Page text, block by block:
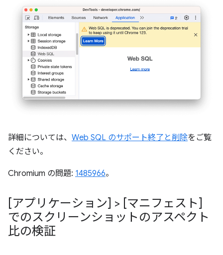
詳細については、 Web SQL のサポート終了と削除をご覧
ください。
Chromium の問題: 1485966。
[アプリケーション] > [マニフェスト]
でのスクリーンショットのアスペクト
比の検証